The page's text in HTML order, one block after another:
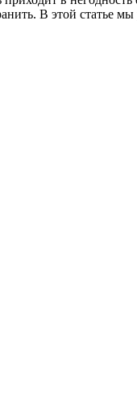
В этой статье мы